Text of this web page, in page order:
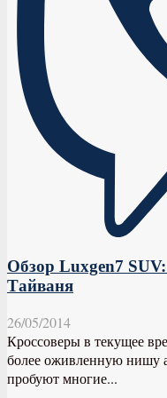
Обзор Luxgen7
Тайваня
26/05/2014
Кроссоверы в текущее
более оживленную нишу
пробуют многие...